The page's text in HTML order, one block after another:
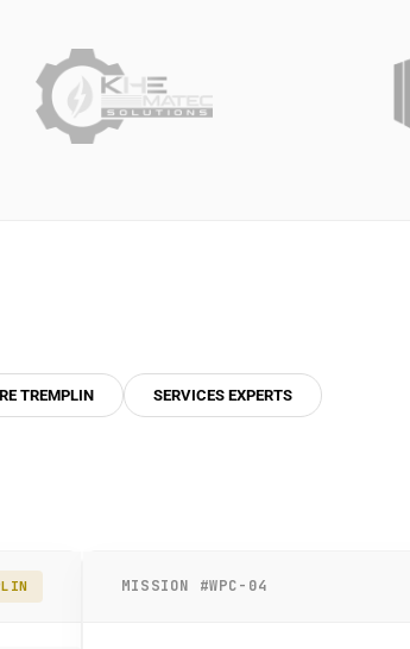
TREMPLIN SERVICES EXPERTS
MISSION #WPC-04